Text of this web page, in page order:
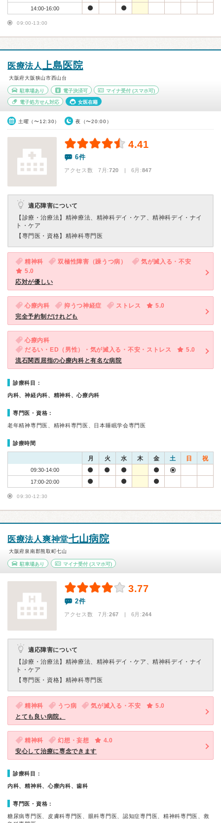
14:00-16:00
09:00-13:00
医療法人上島医院
大阪府大阪狭山市西山台
駐車場あり 電子決済可 マイナ受付 (スマホ可)
電子処方せん対応 女医在籍
土曜（〜12:30） 夜（〜20:00）
4.41
6件
アクセス数 7月:720 | 6月:847
適応障害について
【診療・治療法】 精神療法、精神科デイ・ケア、精神科デイ・ナイ
ト・ケア
【専門医・資格】 精神科専門医
精神科 双極性障害（躁うつ病）
気が滅入る・不安
5.0
応対が優しい
心療内科 抑うつ神経症 ストレス
5.0
完全予約制だけれども
心療内科
だるい・ED（男性）・気が滅入る・不安・ストレス
5.0
流石関西屈指の心療内科と有名な病院
診療科目：
内科、神経内科、精神科、心療内科
専門医・資格：
老年精神専門医、精神科専門医、日本睡眠学会専門医
診療時間
月 火 水 木 金 土 日 祝
09:30-14:00
17:00-20:00
09:30-12:30
医療法人爽神堂七山病院
大阪府泉南郡熊取町七山
駐車場あり マイナ受付(スマホ可)
3.77
2件
アクセス数 7月:267 | 6月:244
適応障害について
【診療・治療法】 精神療法、精神科デイ・ケア、精神科デイ・ナイ
ト・ケア
【専門医・資格】 精神科専門医
精神科 うつ病 気が滅入る・不安
5.0
とても良い病院。
精神科 幻想・妄想
4.0
安心して治療に専念できます
診療科目：
内科、精神科、心療内科、歯科
専門医・資格：
糖尿病専門医、皮膚科専門医、眼科専門医、認知症専門医、精神科専門医、救